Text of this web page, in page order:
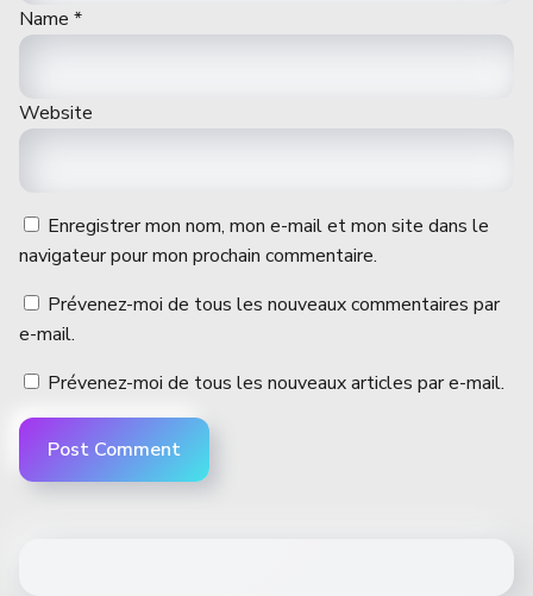
Name *
Website
Enregistrer mon nom, mon e-mail et mon site dans le
navigateur pour mon prochain commentaire.
Prévenez-moi de tous les nouveaux commentaires par
e-mail.
Prévenez-moi de tous les nouveaux articles par e-mail.